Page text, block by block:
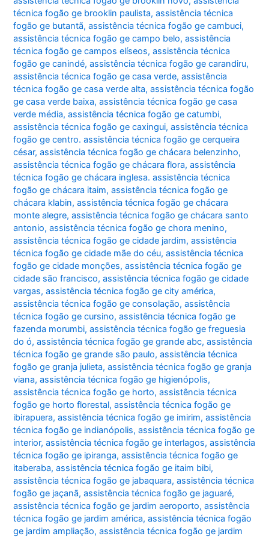
técnica fogão ge brooklin paulista,assistência técnica
fogão ge butantã,assistência técnica fogão ge cambuci,
assistência técnica fogão ge campo belo,assistência
técnica fogão ge campos elíseos,assistência técnica
fogão ge canindé,assistência técnica fogão ge carandiru,
assistência técnica fogão ge casa verde,assistência
técnica fogão ge casa verde alta,assistência técnica fogão
ge casa verde baixa,assistência técnica fogão ge casa
verde média,assistência técnica fogão ge catumbi,
assistência técnica fogão ge caxingui,assistência técnica
fogão ge centro. assistência técnica fogão ge cerqueira
césar,assistência técnica fogão ge chácara belenzinho,
assistência técnica fogão ge chácara flora,assistência
técnica fogão ge chácara inglesa. assistência técnica
fogão ge chácara itaim,assistência técnica fogão ge
chácara klabin,assistência técnica fogão ge chácara
monte alegre,assistência técnica fogão ge chácara santo
antonio,assistência técnica fogão ge chora menino,
assistência técnica fogão ge cidade jardim,assistência
técnica fogão ge cidade mãe do céu,assistência técnica
fogão ge cidade monções,assistência técnica fogão ge
cidade são francisco,assistência técnica fogão ge cidade
vargas,assistência técnica fogão ge city américa,
assistência técnica fogão ge consolação,assistência
técnica fogão ge cursino,assistência técnica fogão ge
fazenda morumbi,assistência técnica fogão ge freguesia
do ó,assistência técnica fogão ge grande abc,assistência
técnica fogão ge grande são paulo,assistência técnica
fogão ge granja julieta,assistência técnica fogão ge granja
viana,assistência técnica fogão ge higienópolis,
assistência técnica fogão ge horto,assistência técnica
fogão ge horto florestal,assistência técnica fogão ge
ibirapuera,assistência técnica fogão ge imirim,assistência
técnica fogão ge indianópolis,assistência técnica fogão ge
interior,assistência técnica fogão ge interlagos,assistência
técnica fogão ge ipiranga,assistência técnica fogão ge
itaberaba,assistência técnica fogão ge itaim bibi,
assistência técnica fogão ge jabaquara,assistência técnica
fogão ge jaçanã,assistência técnica fogão ge jaguaré,
assistência técnica fogão ge jardim aeroporto,assistência
técnica fogão ge jardim américa,assistência técnica fogão
ge jardim ampliação,assistência técnica fogão ge jardim